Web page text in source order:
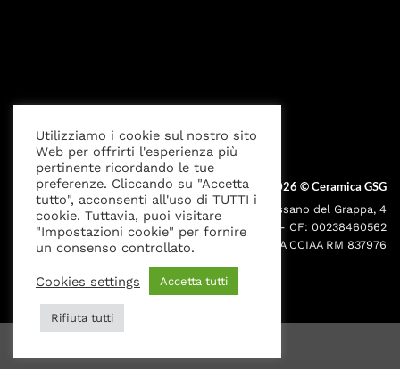
Copyright 2026 ©Ceramica GSG
Sede legale: Via Bassano del Grappa, 4
000195 - Roma P.IVA: 05095691001 - CF: 00238460562
Iscr. Reg. Imprese RM00238460562 REA CCIAA RM 837976
Utilizziamo i cookie sul nostro sito
Web per offrirti l'esperienza più
pertinente ricordando le tue
preferenze. Cliccando su "Accetta
tutto", acconsenti all'uso di TUTTI i
cookie. Tuttavia, puoi visitare
"Impostazioni cookie" per fornire
un consenso controllato.
Cookies settings Accetta tutti
Rifiuta tutti